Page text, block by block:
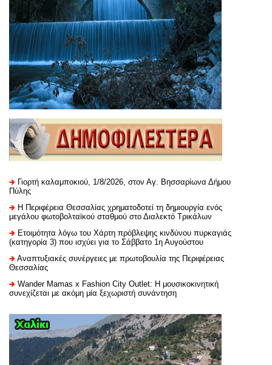
Γιορτή καλαμποκιού, 1/8/2026, στον Αγ. Βησσαρίωνα Δήμου
Πύλης
H Περιφέρεια Θεσσαλίας χρηματοδοτεί τη δημιουργία ενός
μεγάλου φωτοβολταϊκού σταθμού στο Διαλεκτό Τρικάλων
Ετοιμότητα λόγω του Χάρτη πρόβλεψης κινδύνου πυρκαγιάς
(κατηγορία 3) που ισχύει για το Σάββατο 1η Αυγούστου
Αναπτυξιακές συνέργειες με πρωτοβουλία της Περιφέρειας
Θεσσαλίας
Wander Mamas x Fashion City Outlet: Η μουσικοκινητική
συνεχίζεται με ακόμη μία ξεχωριστή συνάντηση